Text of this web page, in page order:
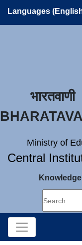
Languages
भारतवाणी
Ministry of
Central